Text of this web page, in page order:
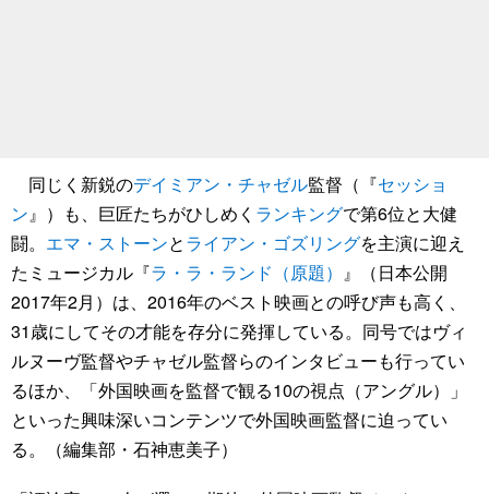
同じく新鋭のデイミアン・チャゼル監督（『セッショ
ン 』）も、巨匠たちがひしめく ランキングで第6位と大健
闘。 エマ・ストーンとライアン・ゴズリングを主演に迎え
たミュージカル『ラ・ラ・ランド（原題）
』（日本公開
2017年2月）は、2016年のベスト映画との呼び声も高く、
31歳にしてその才能を存分に発揮している。同号ではヴィ
ルヌーヴ監督やチャゼル監督らのインタビューも行ってい
るほか、「外国映画を監督で観る10の視点（アングル）」
といった興味深いコンテンツで外国映画監督に迫ってい
る。（編集部・石神恵美子）